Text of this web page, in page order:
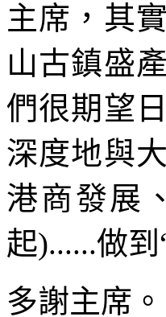
主席，其
山古鎮盛
們很期望
深度地與
港商發展
起)......做
多謝主席。